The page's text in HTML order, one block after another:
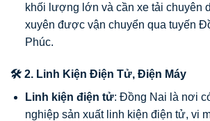
khối lượng lớn và cần xe tải chuyên
xuyên được vận chuyển qua tuyến
Phúc.
🛠️ 2. Linh Kiện Điện Tử, Điện Máy
Linh kiện điện tử: Đồng Nai là nơi
nghiệp sản xuất linh kiện điện tử, vi